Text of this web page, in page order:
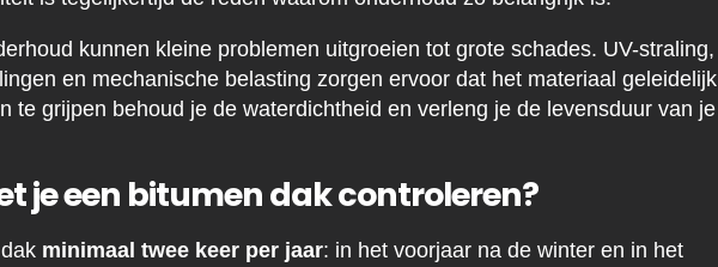
kunnen kleine problemen uitgroeien tot grote schades. UV-straling,
en mechanische belasting zorgen ervoor dat het materiaal geleidelijk
te grijpen behoud je de waterdichtheid en verleng je de levensduur van je
je een bitumen dak controleren?
minimaal twee keer per jaar: in het voorjaar na de winter en in het